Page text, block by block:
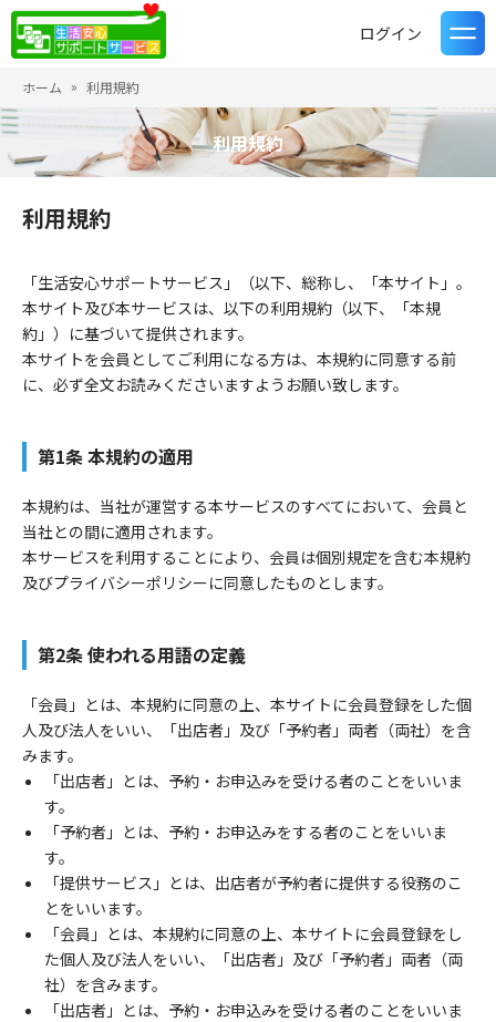
ログイン
ホーム 利用規約
利用規約
利用規約
「生活安心サポートサービス」（以下、総称し、「本サイト」。
本サイト及び本サービスは、以下の利用規約（以下、「本規
約」）に基づいて提供されます。
本サイトを会員としてご利用になる方は、本規約に同意する前
に、必ず全文お読みくださいますようお願い致します。
第1条 本規約の適用
本規約は、当社が運営する本サービスのすべてにおいて、会員と
当社との間に適用されます。
本サービスを利用することにより、会員は個別規定を含む本規約
及びプライバシーポリシーに同意したものとします。
第2条 使われる用語の定義
「会員」とは、本規約に同意の上、本サイトに会員登録をした個
人及び法人をいい、「出店者」及び「予約者」両者（両社）を含
みます。
「出店者」とは、予約・お申込みを受ける者のことをいいま
す。
「予約者」とは、予約・お申込みをする者のことをいいま
す。
「提供サービス」とは、出店者が予約者に提供する役務のこ
とをいいます。
「会員」とは、本規約に同意の上、本サイトに会員登録をし
た個人及び法人をいい、「出店者」及び「予約者」両者（両
社）を含みます。
「出店者」とは、予約・お申込みを受ける者のことをいいま